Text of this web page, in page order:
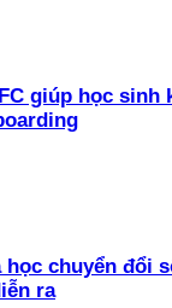
giúp học sinh
học chuyển đổi
ra